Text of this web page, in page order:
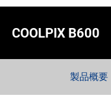
COOLPIX B600
製品概要